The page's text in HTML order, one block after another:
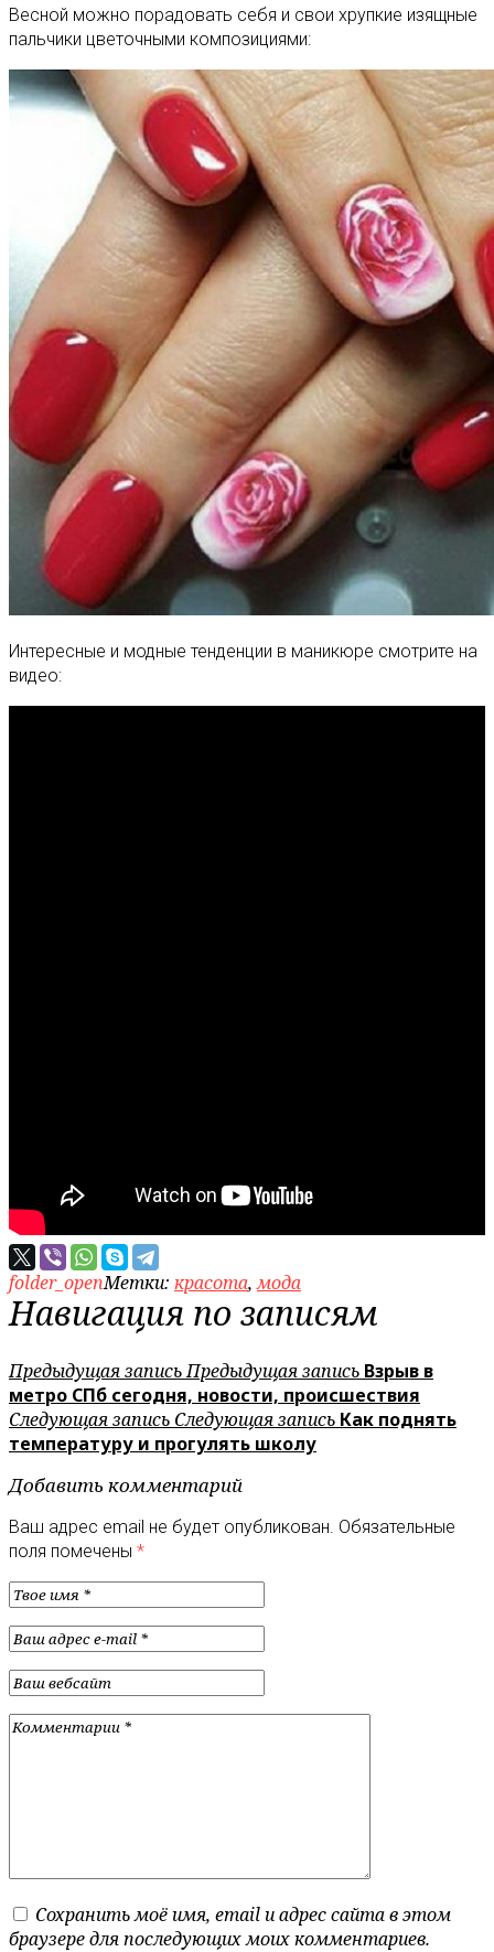
Весной можно порадовать себя и свои хрупкие изящные
пальчики цветочными композициями:
Интересные и модные тенденции в маникюре смотрите на
видео:
folder_openМетки: красота,мода
Навигация по записям
Предыдущая записьПредыдущая запись Взрыв в
метро СПб сегодня, новости, происшествия
Следующая запись Следующая запись Как поднять
температуру и прогулять школу
Добавить комментарий
Ваш адрес email не будет опубликован. Обязательные
поля помечены *
Сохранить моё имя, email и адрес сайта в этом
браузере для последующих моих комментариев.